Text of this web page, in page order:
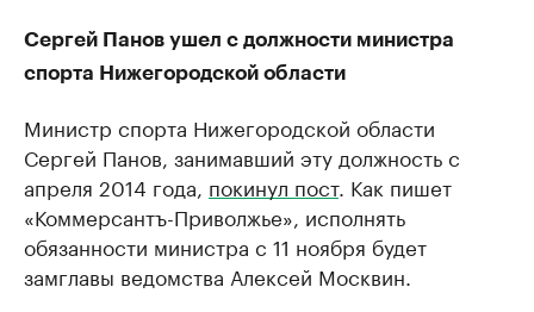
Сергей Панов ушел с должности министра
спорта Нижегородской области
Министр спорта Нижегородской области
Сергей Панов, занимавший эту должность с
апреля 2014 года, покинул пост. Как пишет
«Коммерсантъ-Приволжье», исполнять
обязанности министра с 11 ноября будет
замглавы ведомства Алексей Москвин.